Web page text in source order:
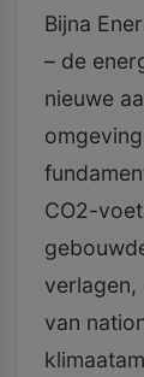
Bijna
– de
nieuwe
CO2-
van